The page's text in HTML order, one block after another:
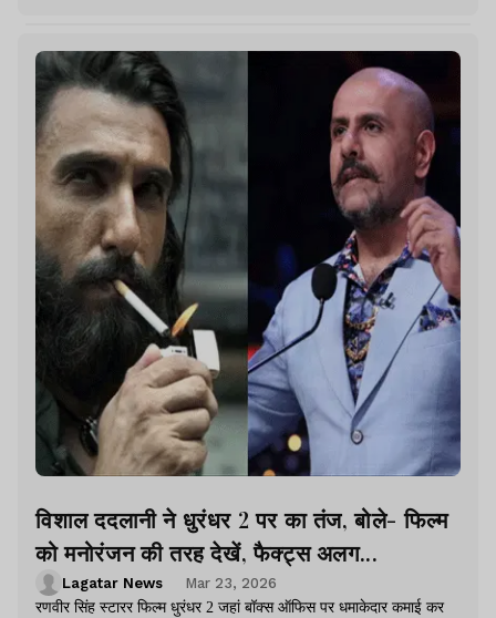
विशाल ददलानी ने धुरंधर 2 पर का तंज, बोले- फिल्म
को मनोरंजन की तरह देखें, फैक्ट्स अलग...
Lagatar News
Mar 23, 2026
रणवीर सिंह स्टारर फिल्म धुरंधर 2 जहां बॉक्स ऑफिस पर धमाकेदार कमाई कर